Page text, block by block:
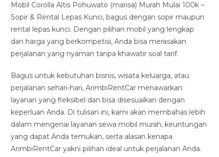
Mobil Corolla Altis Pohuwato (marisa) Murah Mulai 100k –
Sopir & Rental Lepas Kunci, bagus dengan sopir maupun
rental lepas kunci. Dengan pilihan mobil yang lengkap
dan harga yang berkompetisi, Anda bisa merasakan
perjalanan yang nyaman tanpa khawatir soal tarif.
Bagus untuk kebutuhan bisnis, wisata keluarga, atau
perjalanan sehari-hari, ArimbiRentCar menawarkan
layanan yang fleksibel dan bisa disesuaikan dengan
keperluan Anda. Di tulisan ini, kami akan membahas lebih
dalam mengenai layanan sewa mobil murah, keuntungan
yang dapat Anda temukan, serta alasan kenapa
ArimbiRentCar yakni pilihan ideal untuk perjalanan Anda.